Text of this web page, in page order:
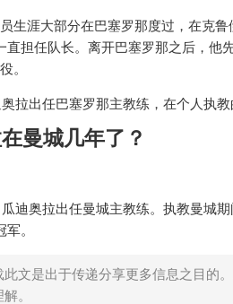
生涯大部分在巴塞罗那度过，在克
直担任队长。离开巴塞罗那之后，他
。
拉出任巴塞罗那主教练，在个人执
曼城几年了？
迪奥拉出任曼城主教练。执教曼城
。
此文是出于传递分享更多信息之目的
。